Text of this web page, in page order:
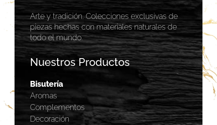
Arte y tradición. Colecciones exclusivas de
piezas hechas con materiales naturales de
todo el mundo.
Nuestros Productos
Bisutería
Aromas
Complementos
Decoración